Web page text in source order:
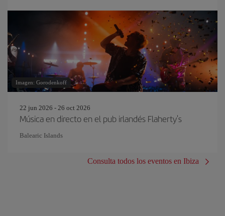
Imagen: Gorodenkoff
22 jun 2026 - 26 oct 2026
Música en directo en el pub irlandés Flaherty's
Balearic Islands
Consulta todos los eventos en Ibiza